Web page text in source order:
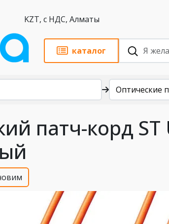
KZT, с НДС, Алматы
каталог
Оптические
патч-корд ST